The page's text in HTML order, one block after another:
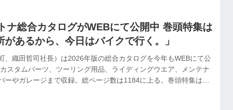
ナ総合カタログがWEBにて公開中 巻頭特集は
があるから、今日はバイクで行く。」
、織田哲司社長）は2026年版の総合カタログを今年もWEBにて公
スタムパーツ、ツーリング用品、ライディングウエア、メンテナ
ーやガレージまで収録。総ページ数は1184に上る。巻頭特集は